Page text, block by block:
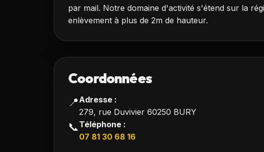
par mail. Notre domaine d'activité s'étend sur la
enlèvement à plus de 2m de hauteur.
Coordonnées
📍Adresse :
279, rue Duvivier 60250 BURY
📞 Téléphone :
07 81 30 68 16